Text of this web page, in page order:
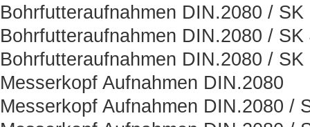
Bohrfutteraufnahmen DIN.2080 / SK
Bohrfutteraufnahmen DIN.2080 / SK
Bohrfutteraufnahmen DIN.2080 / SK
Messerkopf Aufnahmen DIN.2080
Messerkopf Aufnahmen DIN.2080 /